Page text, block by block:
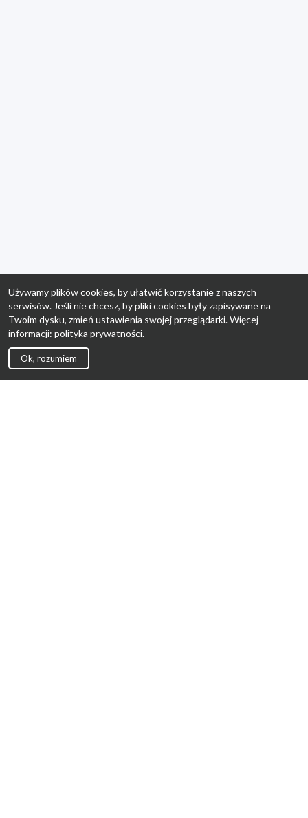
Używamy plików cookies, by ułatwić korzystanie z naszych
serwisów. Jeśli nie chcesz, by pliki cookies były zapisywane na
Twoim dysku, zmień ustawienia swojej przeglądarki. Więcej
informacji: polityka prywatności.
Ok, rozumiem